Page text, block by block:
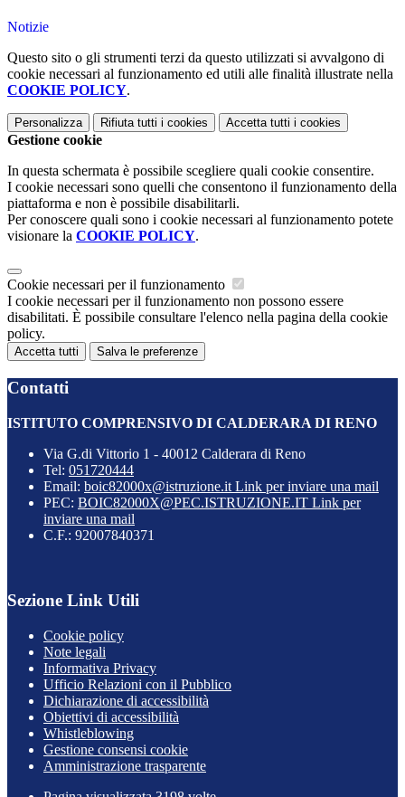
Notizie
Questo sito o gli strumenti terzi da questo utilizzati si avvalgono di
cookie necessari al funzionamento ed utili alle finalità illustrate nella
COOKIE POLICY.
Personalizza Rifiuta tutti i cookies Accetta tutti i cookies
Gestione cookie
In questa schermata è possibile scegliere quali cookie consentire.
I cookie necessari sono quelli che consentono il funzionamento della
piattaforma e non è possibile disabilitarli.
Per conoscere quali sono i cookie necessari al funzionamento potete
visionare la COOKIE POLICY.
Cookie necessari per il funzionamento
I cookie necessari per il funzionamento non possono essere
disabilitati. È possibile consultare l'elenco nella pagina della cookie
policy.
Accetta tutti Salva le preferenze
Contatti
ISTITUTO COMPRENSIVO DI CALDERARA DI RENO
Via G.di Vittorio 1 - 40012 Calderara di Reno
Tel: 051720444
Email: boic82000x@istruzione.it Link per inviare una mail
PEC: BOIC82000X@PEC.ISTRUZIONE.IT Link per
inviare una mail
C.F.: 92007840371
Sezione Link Utili
Cookie policy
Note legali
Informativa Privacy
Ufficio Relazioni con il Pubblico
Dichiarazione di accessibilità
Obiettivi di accessibilità
Whistleblowing
Gestione consensi cookie
Amministrazione trasparente